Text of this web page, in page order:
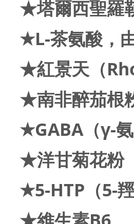
★塔爾西聖羅
★L-茶氨酸，
★紅景天（
★南非醉茄根
★GABA（γ-氨
★洋甘菊花粉
★5-HTP（5-